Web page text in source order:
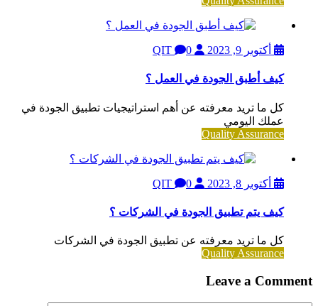
أكتوبر 9, 2023 0
كيف أطبق الجودة في العمل ؟
كل ما تريد معرفته عن أهم استراتيجيات تطبيق الجودة في
عملك اليومي
Quality Assurance
أكتوبر 8, 2023 0
كيف يتم تطبيق الجودة في الشركات ؟
كل ما تريد معرفته عن تطبيق الجودة في الشركات
Quality Assurance
Leave a Comment